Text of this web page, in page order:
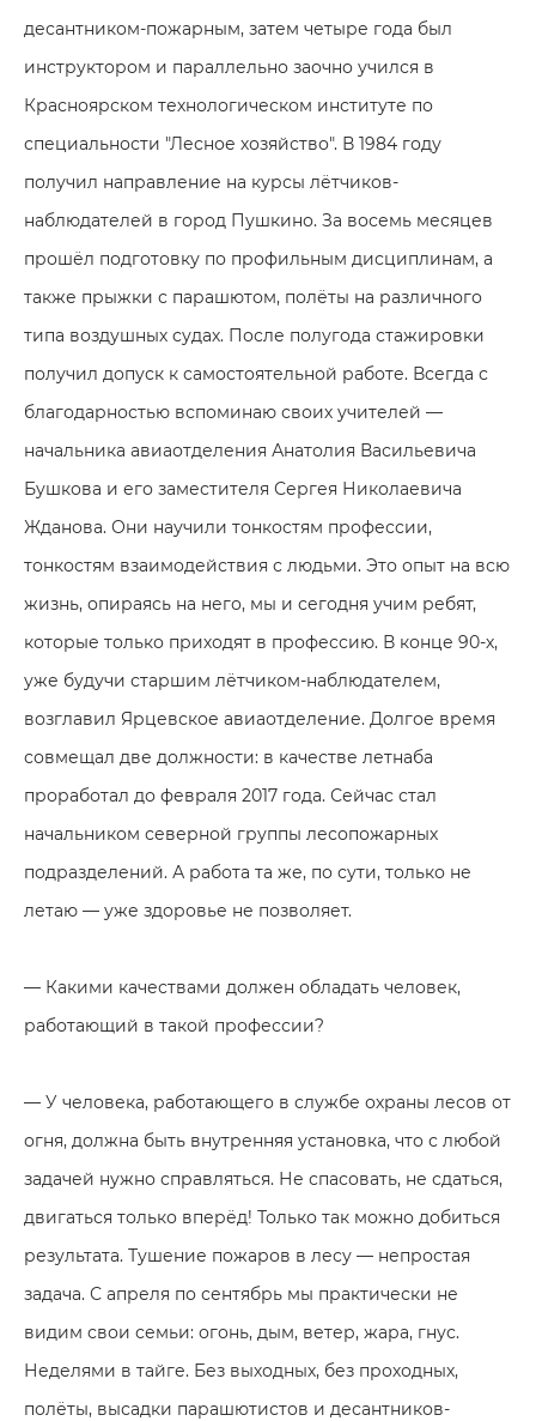
десантником-пожарным, затем четыре года был
инструктором и параллельно заочно учился в
Красноярском технологическом институте по
специальности "Лесное хозяйство". В 1984 году
получил направление на курсы лётчиков-
наблюдателей в город Пушкино. За восемь месяцев
прошёл подготовку по профильным дисциплинам, а
также прыжки с парашютом, полёты на различного
типа воздушных судах. После полугода стажировки
получил допуск к самостоятельной работе. Всегда с
благодарностью вспоминаю своих учителей —
начальника авиаотделения Анатолия Васильевича
Бушкова и его заместителя Сергея Николаевича
Жданова. Они научили тонкостям профессии,
тонкостям взаимодействия с людьми. Это опыт на всю
жизнь, опираясь на него, мы и сегодня учим ребят,
которые только приходят в профессию. В конце 90-х,
уже будучи старшим лётчиком-наблюдателем,
возглавил Ярцевское авиаотделение. Долгое время
совмещал две должности: в качестве летнаба
проработал до февраля 2017 года. Сейчас стал
начальником северной группы лесопожарных
подразделений. А работа та же, по сути, только не
летаю — уже здоровье не позволяет.
— Какими качествами должен обладать человек,
работающий в такой профессии?
— У человека, работающего в службе охраны лесов от
огня, должна быть внутренняя установка, что с любой
задачей нужно справляться. Не спасовать, не сдаться,
двигаться только вперёд! Только так можно добиться
результата. Тушение пожаров в лесу — непростая
задача. С апреля по сентябрь мы практически не
видим свои семьи: огонь, дым, ветер, жара, гнус.
Неделями в тайге. Без выходных, без проходных,
полёты, высадки парашютистов и десантников-